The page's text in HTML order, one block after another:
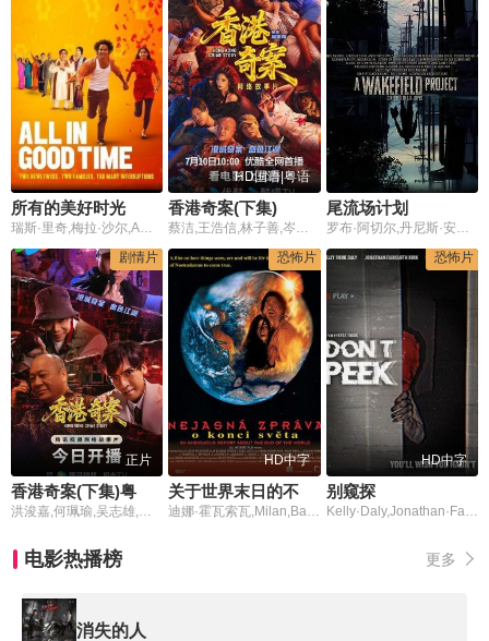
所有的美好时光
瑞斯·里奇,梅拉·沙尔,Amara Karan
HD国语|粤语
香港奇案(下集)
蔡洁,王浩信,林子善,岑珈其,洪浚嘉,何珮瑜,吴志雄,张建声,徐浩昌,彭皓锋,陈佳宁,苏宸褕,陈颖进,丘子健,陈欣妍,白柳嫣,柯乃予,何华超,邹文正
尾流场计划
罗布·阿切尔,丹尼斯·安德瑞斯
剧情片
正片
洪浚嘉,何珮瑜,吴志雄,张建声
恐怖片
HD中字
迪娜·霍瓦索瓦,Milan,Bahúl,Joachim,Kemmer,卡拉拉·伊莎娃,Jana,Svandová
恐怖片
HD中字
别窥探
Kelly·Daly,Jonathan·Faircloth·Kirk,Robbie·Allen,Leilah·Ali,Emilie·Soghomonian,Jennifer·Faneuff,Jordan·Giannini,Bailee·Bob·Sveen,Patrick·Guilherme,Amanda·Godepski,Amari·Agee,Elliott·Hanson,Meredith·Starkman,Jaime·Jessup,Tami·Lisa,Justyn·Schwoegler
电影热播榜 更多
消失的人